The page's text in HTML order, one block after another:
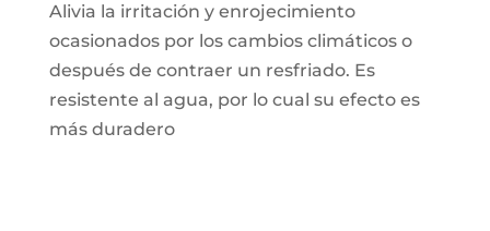
Alivia la irritación y enrojecimiento
ocasionados por los cambios climáticos o
después de contraer un resfriado. Es
resistente al agua, por lo cual su efecto es
más duradero